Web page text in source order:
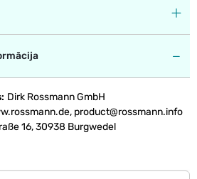
Dirk Rossmann GmbH
product@rossmann.info
16, 30938 Burgwedel